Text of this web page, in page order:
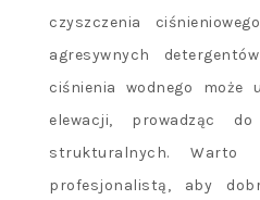
czyszczenia
agresywnych
ciśnienia wodnego może
elewacji, prowadząc
strukturalnych. Warto
profesjonalistą, aby